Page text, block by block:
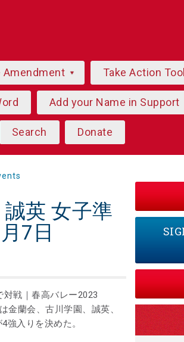
Amendment Take Action
Add your Name in Support
Search Donate
英 女子準
7日
戦｜春高バレー2023
金蘭会、古川学園、誠英、
入りを決めた。